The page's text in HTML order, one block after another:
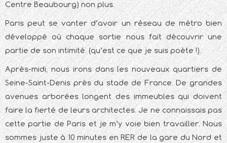
Centre Beaubourg) non plus.
Paris peut se vanter d’avoir un réseau de métro bien
développé où chaque sortie nous fait découvrir une
partie de son intimité. (qu’est ce que je suis poète !).
Après-midi, nous irons dans les nouveaux quartiers de
Seine-Saint-Denis près du stade de France. De grandes
avenues arborées longent des immeubles qui doivent
faire la fierté de leurs architectes. Je ne connaissais pas
cette partie de Paris et je m’y voie bien travailler. Nous
sommes juste à 10 minutes en RER de la gare du Nord et